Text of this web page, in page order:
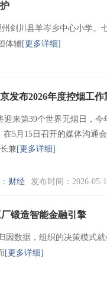
剑川县羊岑乡中心小学。
体辅[更多详细]
发布2026年度控烟工作
迎来第39个世界无烟日，今
在5月15日召开的媒体沟通
兼[更多详细]
财经 发布时间：2026-05-
锻造智能金融引擎
因数据，组织的决策模式
[更多详细]